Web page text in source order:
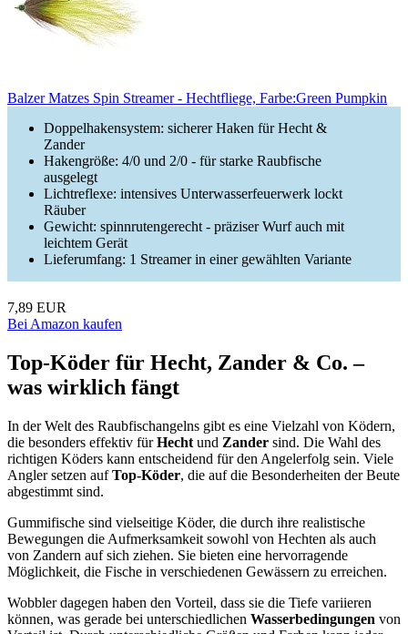
Balzer Matzes Spin Streamer - Hechtfliege, Farbe:Green Pumpkin
Doppelhakensystem: sicherer Haken für Hecht &
Zander
Hakengröße: 4/0 und 2/0 - für starke Raubfische
ausgelegt
Lichtreflexe: intensives Unterwasserfeuerwerk lockt
Räuber
Gewicht: spinnrutengerecht - präziser Wurf auch mit
leichtem Gerät
Lieferumfang: 1 Streamer in einer gewählten Variante
7,89 EUR
Bei Amazon kaufen
Top-Köder für Hecht, Zander & Co. –
was wirklich fängt
In der Welt des Raubfischangelns gibt es eine Vielzahl von Ködern,
die besonders effektiv fürHecht und Zander sind. Die Wahl des
richtigen Köders kann entscheidend für den Angelerfolg sein. Viele
Angler setzen aufTop-Köder, die auf die Besonderheiten der Beute
abgestimmt sind.
Gummifische sind vielseitige Köder, die durch ihre realistische
Bewegungen die Aufmerksamkeit sowohl von Hechten als auch
von Zandern auf sich ziehen. Sie bieten eine hervorragende
Möglichkeit, die Fische in verschiedenen Gewässern zu erreichen.
Wobbler dagegen haben den Vorteil, dass sie die Tiefe variieren
können, was gerade bei unterschiedlichen Wasserbedingungen von